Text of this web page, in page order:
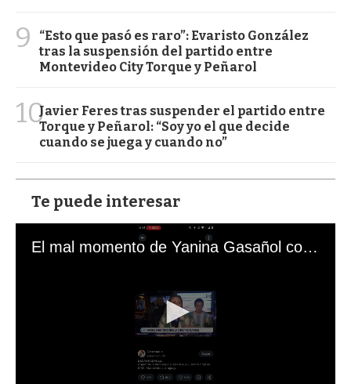
9
“Esto que pasó es raro”: Evaristo González
tras la suspensión del partido entre
Montevideo City Torque y Peñarol
10Javier Feres tras suspender el partido entre
Torque y Peñarol: “Soy yo el que decide
cuando se juega y cuando no”
Te puede interesar
El mal momento de Yanina Gasañol con un hincha argentino en "Subrayado"